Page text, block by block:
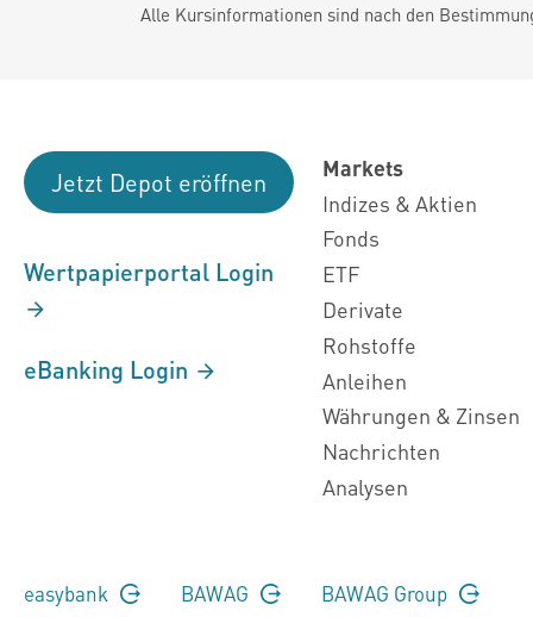
Alle Kursinformationen sind nach den
Jetzt Depot eröffnen
Wertpapierportal Login
eBanking Login
Markets
Indizes & Aktien
Fonds
ETF
Derivate
Rohstoffe
Anleihen
Währungen & Zinsen
Nachrichten
Analysen
easybank BAWAG BAWAG Group